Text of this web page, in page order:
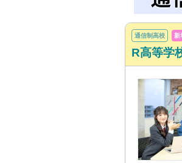
通信制高校 新
R高等学